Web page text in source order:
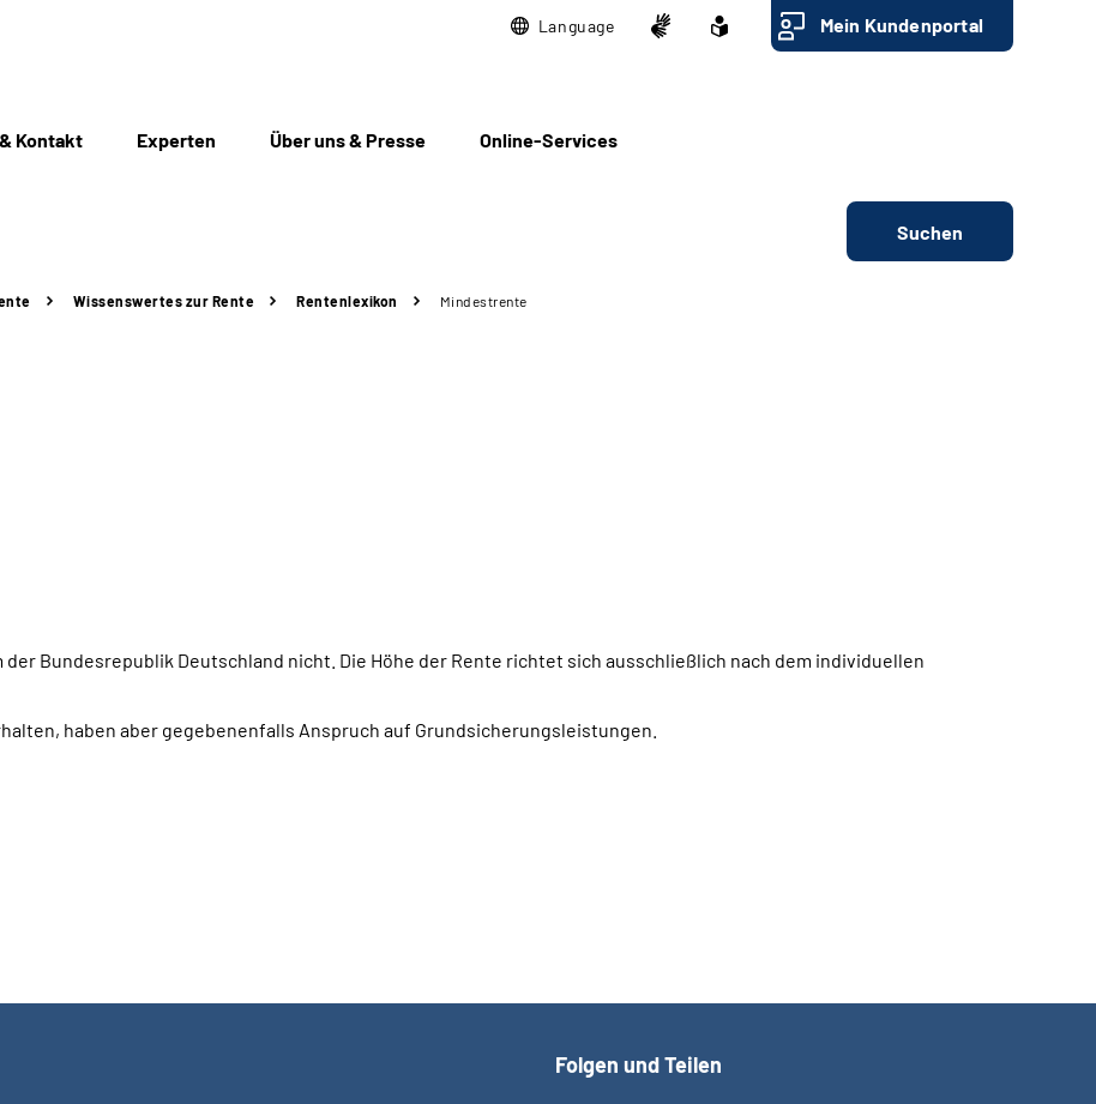
Language Mein Kundenportal
Kontakt Experten Über uns & Presse Online-Services
Suchen
Wissenswertes zur Rente Rentenlexikon Mindestrente
Bundesrepublik Deutschland nicht. Die Höhe der Rente richtet sich ausschließlich nach dem individuellen
haben aber gegebenenfalls Anspruch auf Grundsicherungsleistungen.
Folgen und Teilen